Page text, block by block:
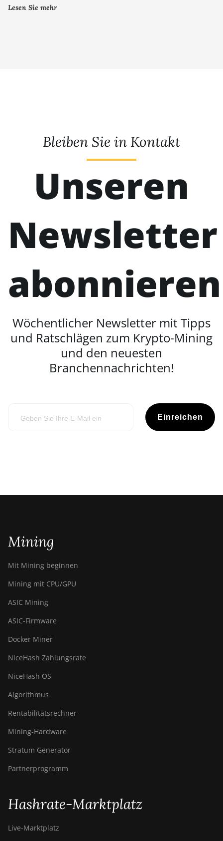
Lesen Sie mehr
Bleiben Sie in Kontakt
Unseren
Newsletter
abonnieren
Wöchentlicher Newsletter mit Tipps
und Ratschlägen zum Krypto-Mining
und den neuesten
Branchennachrichten!
Einreichen
Mining
Mit Mining beginnen
Mining mit CPU/GPU
ASIC Mining
ASIC-Firmware
Docker Miner
NiceHash Zahlungsrate
NiceHash OS
Algorithmus
Rentabilitätsrechner
Mining-Hardware
Stratum Generator
Partnerprogramm
Hashrate-Marktplatz
Live-Marktplatz